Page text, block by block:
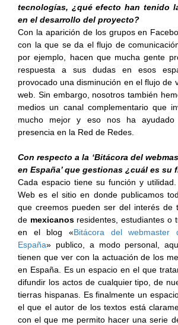
tecnologías, ¿qué efecto han tenido
en el desarrollo del proyecto?
Con la aparición de los grupos en
con la que se da el flujo de
por ejemplo, hacen que mucha gente
respuesta a sus dudas en esos
provocado una disminución en el flujo de
web. Sin embargo, nosotros también
medios un canal complementario que
mucho mejor y eso nos ha
presencia en la Red de Redes.
Con respecto a la ‘Bitácora del
en España’ que gestionas ¿cuál es su
Cada espacio tiene su función y
Web es el sitio en donde publicamos
que creemos pueden ser del interés de
de mexicanosresidentes, estudiantes o
en el blog «Bitácora del webmaster
España» publico, a modo personal,
tienen que ver con la actuación de los
en España. Es un espacio en el que
difundir los actos de cualquier tipo, de
tierras hispanas. Es finalmente un
el que el autor de los textos está
con el que me permito hacer una serie